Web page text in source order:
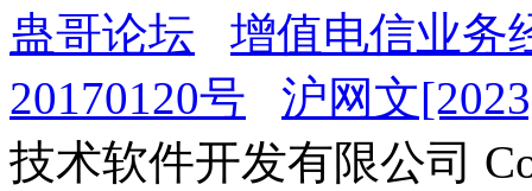
蛊哥论坛
增值电信业务
20170120号
沪网文
技术软件开发有限公司